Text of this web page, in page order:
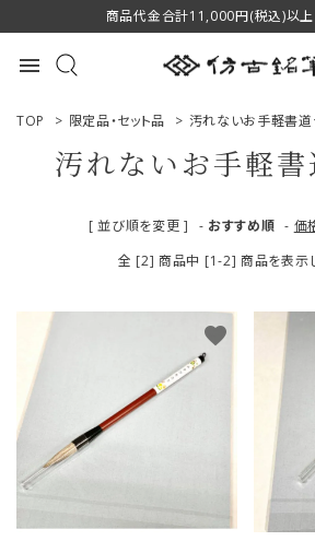
商品代金合計11,000円(税込)以上
menu
ACCOUNT MENU
商品一覧
用途で選ぶ
私たちについて
TOP > 限定品・セット品 > 汚れないお手軽書道
汚れないお手軽書
[ 並び順を変更 ] - おすすめ順 - 価
全 [2] 商品中 [1-2] 商品を表示
favorite